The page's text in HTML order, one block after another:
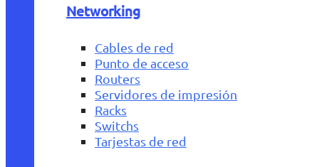
Networking
Cables de red
Punto de acceso
Routers
Servidores de impresión
Racks
Switchs
Tarjestas de red